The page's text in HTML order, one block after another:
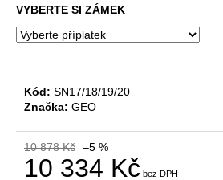
VYBERTE SI ZÁMEK
Kód: SN17/18/19/20
Značka: GEO
10 878 Kč –5 %
10 334 Kč
r
u
č
m
e